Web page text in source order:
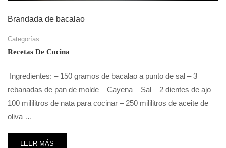
Brandada de bacalao
Categorías
Recetas De Cocina
Ingredientes: – 150 gramos de bacalao a punto de sal – 3
rebanadas de pan de molde – Cayena – Sal – 2 dientes de ajo –
100 mililitros de nata para cocinar – 250 mililitros de aceite de
oliva …
LEER MÁS